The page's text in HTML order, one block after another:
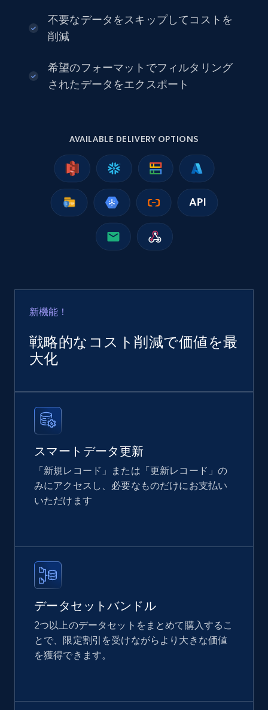
Seller reviews, Breadcrumbs, Root category, and
more.
eCommerce
Google Shopping
URL, Product id, Title, Product description,
Rating, Reviews count, Images, Variations, and
more.
Home Depot US
URL, Domain, Country code, Model number,
Sku, Product id, Product name, Manufacturer,
eCommerce
2.1K+ 355+
eCommerce
2.1K+ 375+ 今すぐ購入
URL, Product id, Listing inventory id, Title, Rating,
不要なデータをスキップしてコストを
削減
希望のフォーマットでフィルタリング
されたデータをエクスポート
AVAILABLE DELIVERY OPTIONS
新機能！
戦略的なコスト削減で価値を最
大化
スマートデータ更新
「新規レコード」または「更新レコード」の
みにアクセスし、必要なものだけにお支払い
いただけます
データセットバンドル
2つ以上のデータセットをまとめて購入するこ
とで、限定割引を受けながらより大きな価値
を獲得できます。